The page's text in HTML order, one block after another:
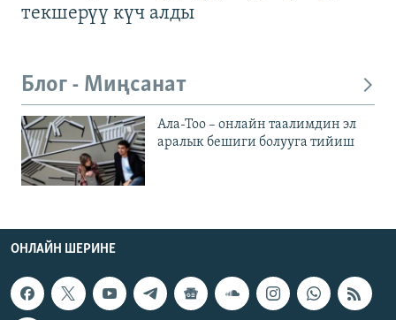
текшерүү күч алды
Блог - Миңсанат
Ала-Тоо – онлайн таалимдин эл
аралык бешиги болууга тийиш
ОНЛАЙН ШЕРИНЕ